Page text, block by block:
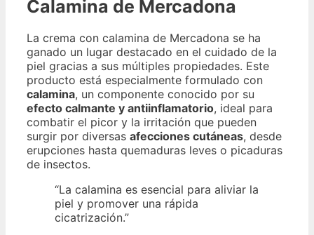
Calamina de Mercadona
La crema con calamina de Mercadona se ha
ganado un lugar destacado en el cuidado de la
piel gracias a sus múltiples propiedades. Este
producto está especialmente formulado con
calamina, un componente conocido por su
efecto calmante y antiinflamatorio, ideal para
combatir el picor y la irritación que pueden
surgir por diversas afecciones cutáneas, desde
erupciones hasta quemaduras leves o picaduras
de insectos.
“La calamina es esencial para aliviar la
piel y promover una rápida
cicatrización.”